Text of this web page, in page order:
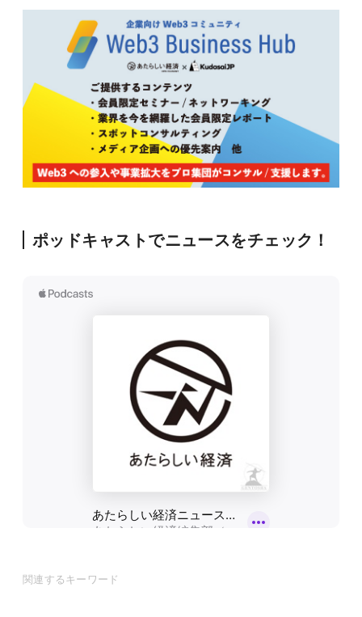
ポッドキャストでニュースをチェック！
関連するキーワード